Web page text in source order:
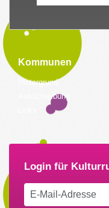
Kommunen
Hintergrund
Ausschreibung